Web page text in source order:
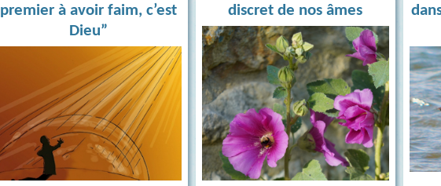
premier à avoir faim, c’est
Dieu”
discret de nos âmes